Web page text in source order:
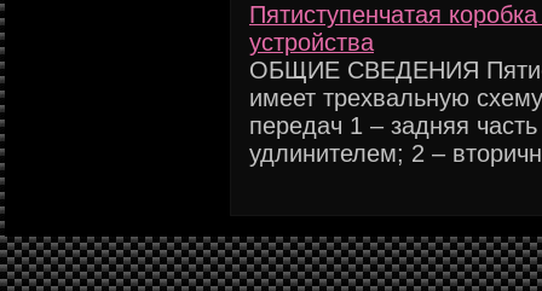
Пятиступенчатая
устройства
ОБЩИЕ СВЕДЕНИЯ
имеет трехвальную
передач 1 – задняя
удлинителем; 2 –